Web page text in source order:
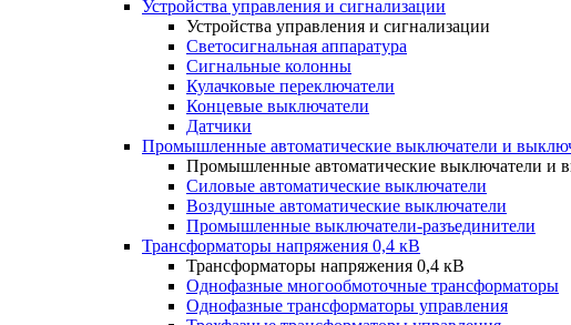
Устройства управления и сигнализации
Устройства управления и сигнализации
Светосигнальная аппаратура
Сигнальные колонны
Кулачковые переключатели
Концевые выключатели
Датчики
Промышленные автоматические выключатели и
Промышленные автоматические выключатели и
Силовые автоматические выключатели
Воздушные автоматические выключатели
Промышленные выключатели-разъединители
Трансформаторы напряжения 0,4 кВ
Трансформаторы напряжения 0,4 кВ
Однофазные многообмоточные трансформаторы
Однофазные трансформаторы управления